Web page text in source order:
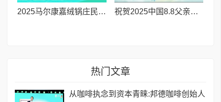
2025马尔康嘉绒锅庄民俗传统系列活动拉开帷幕 千人多民族锅庄巡游点燃“幸福锅庄城” 祝贺2025中国8.8父亲节“孝行天下家风传承”论坛暨祈福音乐会圆满成功
热门文章
从咖啡执念到资本青睐:邦德咖啡创始人